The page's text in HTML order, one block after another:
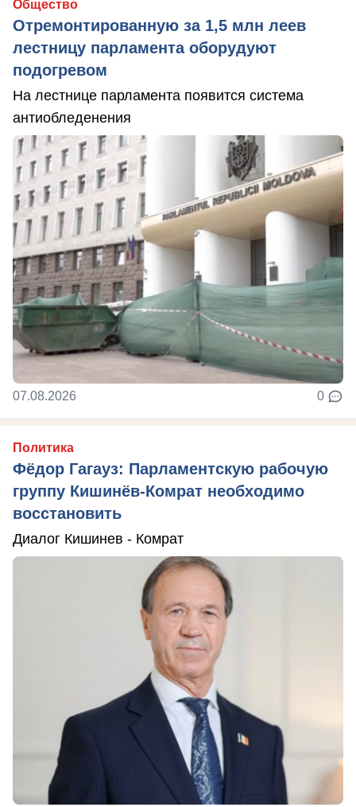
Общество
Отремонтированную за 1,5 млн леев
лестницу парламента оборудуют
подогревом
На лестнице парламента появится система
антиобледенения
07.08.2026 0
Политика
Фёдор Гагауз: Парламентскую рабочую
группу Кишинёв-Комрат необходимо
восстановить
Диалог Кишинев - Комрат